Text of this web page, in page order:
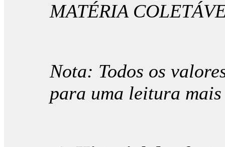
MATÉRIA
Nota: Todos os
para uma leitura